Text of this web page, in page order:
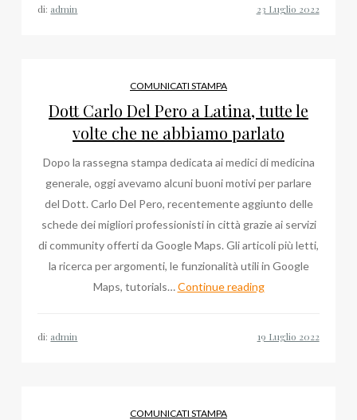
familiare
di: admin
COMUNICATI STAMPA
Dott Carlo Del Pero a Latina, tutte le
volte che ne abbiamo parlato
Dopo la rassegna stampa dedicata ai medici di medicina
generale, oggi avevamo alcuni buoni motivi per parlare
del Dott. Carlo Del Pero, recentemente aggiunto delle
schede dei migliori professionisti in città grazie ai servizi
di community offerti da Google Maps. Gli articoli più letti,
la ricerca per argomenti, le funzionalità utili in Google
Maps, tutorials…Continue readingDott
di: admin
COMUNICATI STAMPA